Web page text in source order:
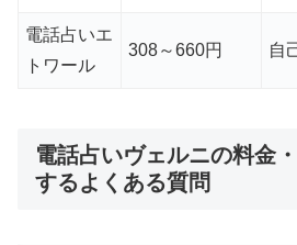
電話占いエ
トワール
308～660円 自
電話占いヴェルニの料金
するよくある質問